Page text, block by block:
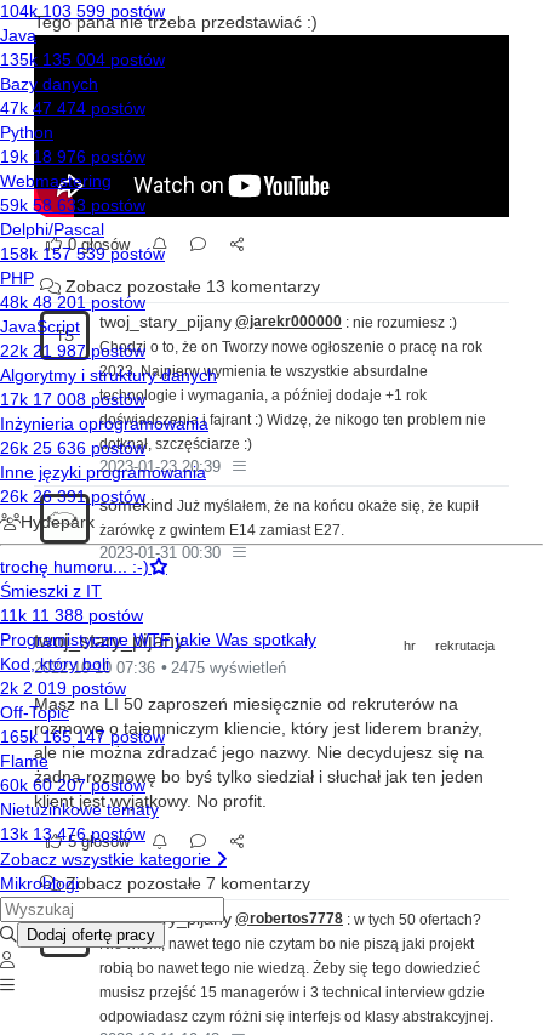
Tego pana nie trzeba przedstawiać :)
0 głosów
Zobacz pozostałe 13 komentarzy
TS
twoj_stary_pijany @jarekr000000 : nie rozumiesz :)
Chodzi o to, że on Tworzy nowe ogłoszenie o pracę na rok
2023. Najpierw wymienia te wszystkie absurdalne
technologie i wymagania, a później dodaje +1 rok
doświadczenia i fajrant :) Widzę, że nikogo ten problem nie
dotknął, szczęściarze :)
2023-01-23 20:39
somekind Już myślałem, że na końcu okaże się, że kupił
żarówkę z gwintem E14 zamiast E27.
2023-01-31 00:30
twoj_stary_pijany
2022-10-10 07:36 2475 wyświetleń
hr rekrutacja
Masz na LI 50 zaproszeń miesięcznie od rekruterów na
rozmowę o tajemniczym kliencie, który jest liderem branży,
ale nie można zdradzać jego nazwy. Nie decydujesz się na
żadna rozmowę bo byś tylko siedział i słuchał jak ten jeden
klient jest wyjątkowy. No profit.
5 głosów
Zobacz pozostałe 7 komentarzy
TS
twoj_stary_pijany @robertos7778 : w tych 50 ofertach?
Nie wiem, nawet tego nie czytam bo nie piszą jaki projekt
robią bo nawet tego nie wiedzą. Żeby się tego dowiedzieć
musisz przejść 15 managerów i 3 technical interview gdzie
odpowiadasz czym różni się interfejs od klasy abstrakcyjnej.